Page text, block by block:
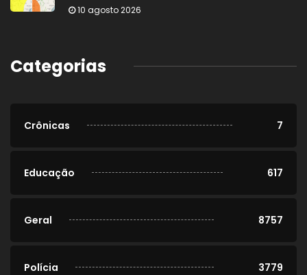
10 agosto 2026
Categorias
Crônicas 7
Educação 617
Geral 8757
Polícia 3779